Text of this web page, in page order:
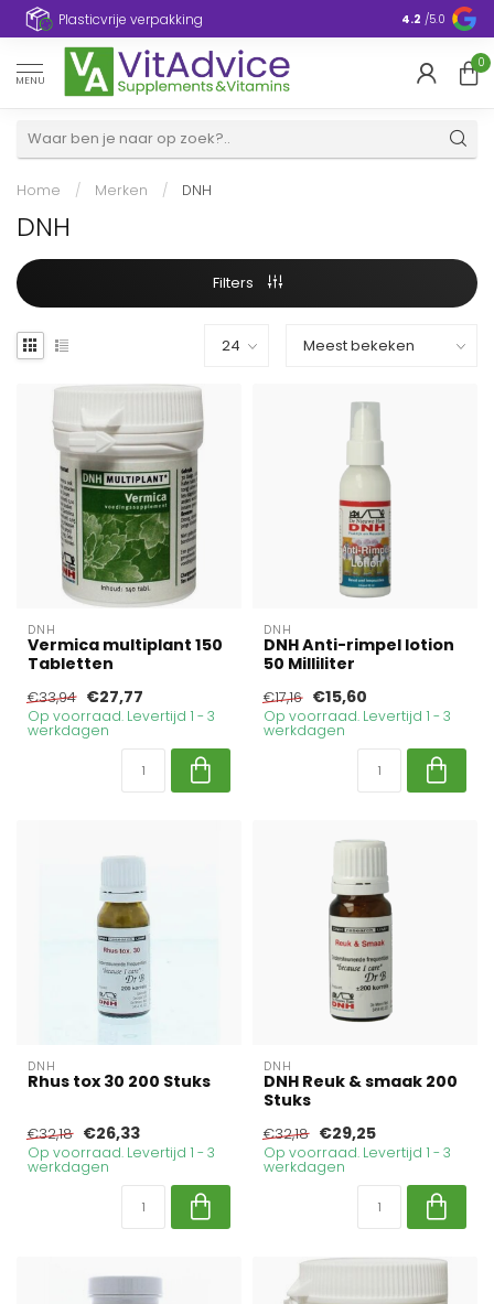
Plasticvrije verpakking 4.2 /5.0
MENU
0
Home / Merken / DNH
DNH
Filters
DNH
Vermica multiplant 150
Tabletten
€33,94 €27,77
Op voorraad. Levertijd 1 - 3
werkdagen
DNH
DNH Anti-rimpel lotion
50 Milliliter
€17,16 €15,60
Op voorraad. Levertijd 1 - 3
werkdagen
DNH
Rhus tox 30 200 Stuks
€32,18 €26,33
Op voorraad. Levertijd 1 - 3
werkdagen
DNH
DNH Reuk & smaak 200
Stuks
€32,18 €29,25
Op voorraad. Levertijd 1 - 3
werkdagen